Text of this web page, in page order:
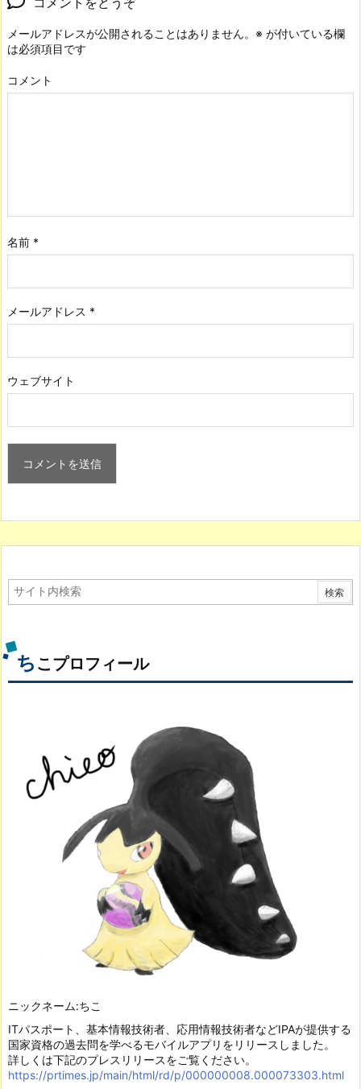
メールアドレスが公開されることはありません。 ※ が付いている欄
は必須項目です
コメント
名前 *
メールアドレス *
ウェブサイト
ち こプロフィール
ニックネーム:ちこ
ITパスポート、基本情報技術者、応用情報技術者などIPAが提供する
国家資格の過去問を学べるモバイルアプリをリリースしました。
詳しくは下記のプレスリリースをご覧ください。
https://prtimes.jp/main/html/rd/p/000000008.000073303.html